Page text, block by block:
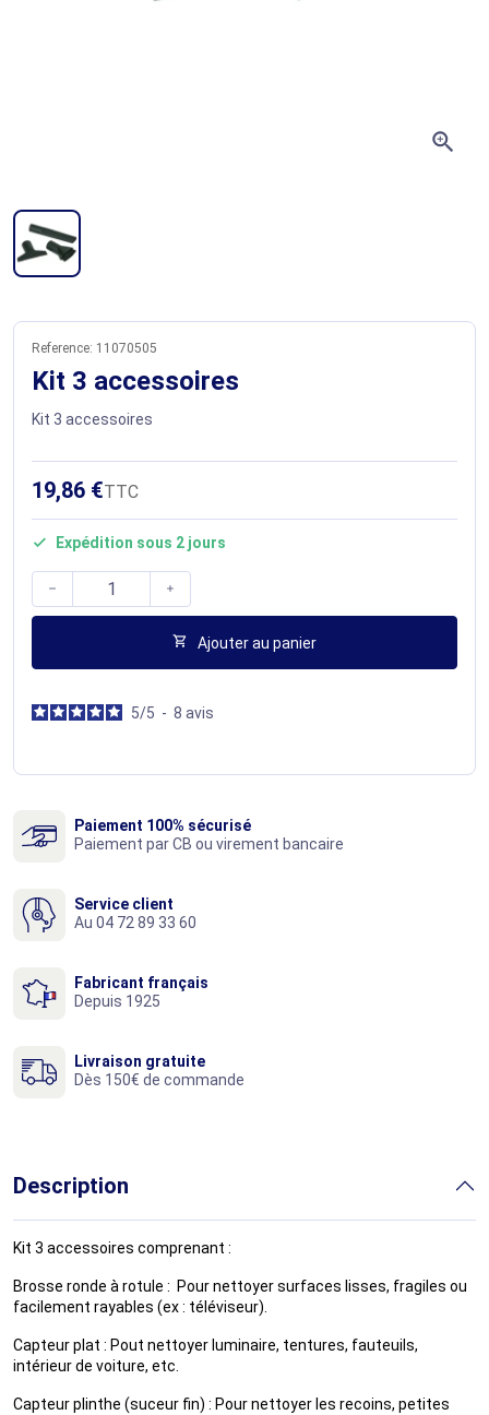
zoom_in
Reference: 11070505
Kit 3 accessoires
Kit 3 accessoires
19,86 €TTC
 Expédition sous 2 jours
 
 Ajouter au panier
5/5 - 8 avis
Paiement 100% sécurisé
Paiement par CB ou virement bancaire
Service client
Au 04 72 89 33 60
Fabricant français
Depuis 1925
Livraison gratuite
Dès 150€ de commande
Description
Kit 3 accessoires comprenant :
Brosse ronde à rotule : Pour nettoyer surfaces lisses, fragiles ou
facilement rayables (ex : téléviseur).
Capteur plat : Pout nettoyer luminaire, tentures, fauteuils,
intérieur de voiture, etc.
Capteur plinthe (suceur fin) : Pour nettoyer les recoins, petites